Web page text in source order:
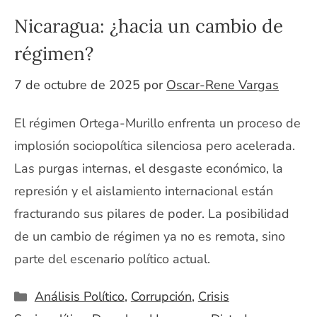
Nicaragua: ¿hacia un cambio de
régimen?
7 de octubre de 2025 por Oscar-Rene Vargas
El régimen Ortega-Murillo enfrenta un proceso de
implosión sociopolítica silenciosa pero acelerada.
Las purgas internas, el desgaste económico, la
represión y el aislamiento internacional están
fracturando sus pilares de poder. La posibilidad
de un cambio de régimen ya no es remota, sino
parte del escenario político actual.
Categorías
Análisis Político, Corrupción, Crisis